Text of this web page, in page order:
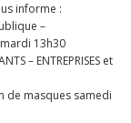
informe :
–
13h30
– ENTREPRISES et
de masques samedi